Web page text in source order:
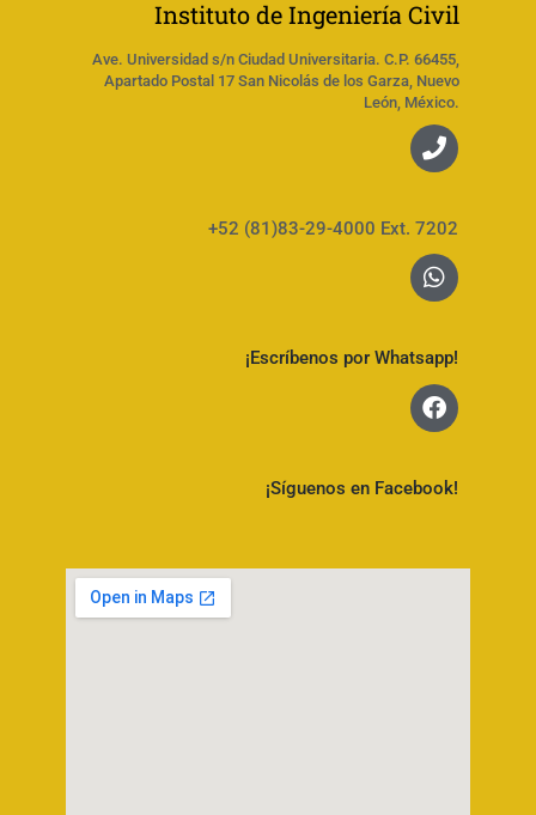
Instituto de Ingeniería Civil
Ave. Universidad s/n Ciudad Universitaria. C.P. 66455,
Apartado Postal 17 San Nicolás de los Garza, Nuevo
León, México.
+52 (81)83-29-4000 Ext. 7202
¡Escríbenos por Whatsapp!
¡Síguenos en Facebook!